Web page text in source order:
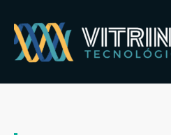
para
conteúdo